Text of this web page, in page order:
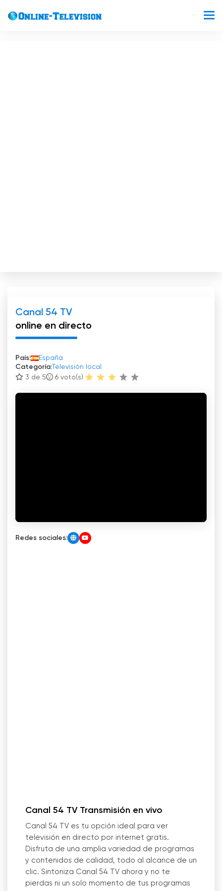
Canal 54 TV
online en directo
País:
España
Categoría: Televisión local
3 de 5
6 voto(s)
Redes sociales:
Canal 54 TV Transmisión en vivo
Canal 54 TV es tu opción ideal para ver
televisión en directo por internet gratis.
Disfruta de una amplia variedad de programas
y contenidos de calidad, todo al alcance de un
clic. Sintoniza Canal 54 TV ahora y no te
pierdas ni un solo momento de tus programas